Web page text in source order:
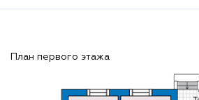
План первого этажа